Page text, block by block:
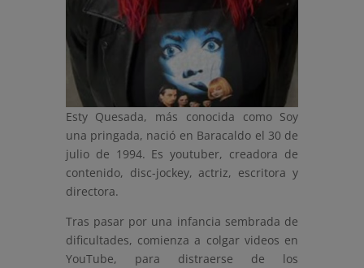
Esty Quesada, más conocida como Soy
una pringada, nació en Baracaldo el 30 de
julio de 1994. Es youtuber, creadora de
contenido, disc-jockey, actriz, escritora y
directora.
Tras pasar por una infancia sembrada de
dificultades, comienza a colgar videos en
YouTube, para distraerse de los